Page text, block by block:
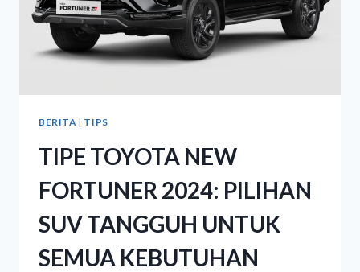
BERITA| TIPS
TIPE TOYOTA NEW
FORTUNER 2024: PILIHAN
SUV TANGGUH UNTUK
SEMUA KEBUTUHAN